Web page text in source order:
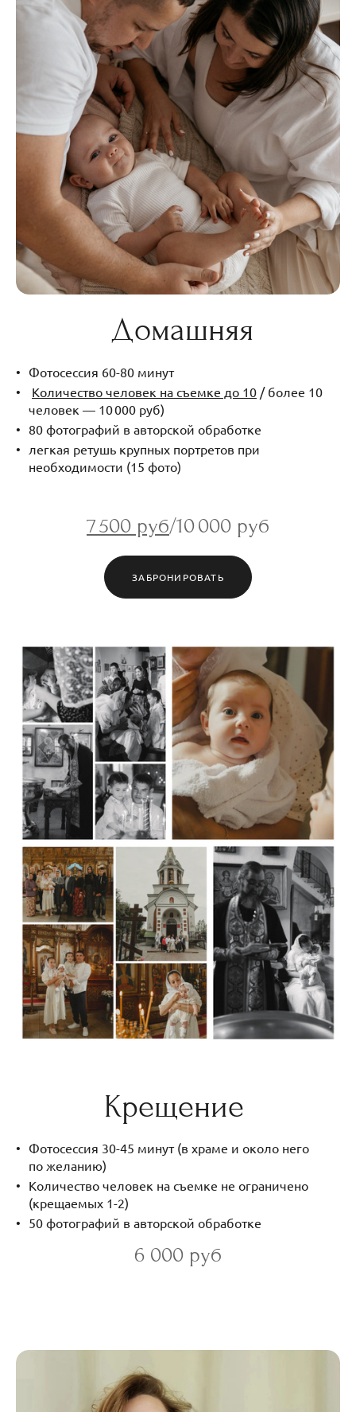
Домашняя
Фотосессия 60-80 минут
Количество человек на съемке до 10 / более 10
человек — 10 000 руб)
80 фотографий в авторской обработке
легкая ретушь крупных портретов при
необходимости (15 фото)
7 500 руб/10 000 руб
ЗАБРОНИРОВАТЬ
Крещение
Фотосессия 30-45 минут (в храме и около него
по желанию)
Количество человек на съемке не ограничено
(крещаемых 1-2)
50 фотографий в авторской обработке
6 000 руб